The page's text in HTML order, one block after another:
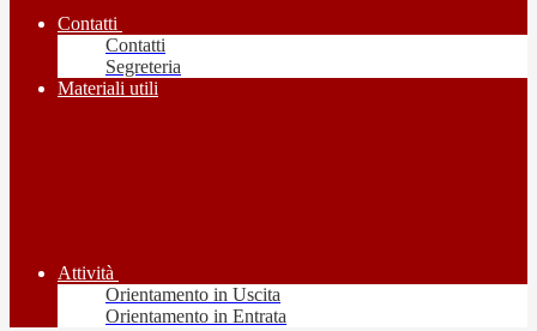
Contatti
Contatti
Segreteria
Materiali utili
Attività
Orientamento in Uscita
Orientamento in Entrata